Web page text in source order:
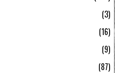
3
16
9
87